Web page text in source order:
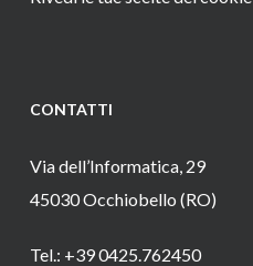
CONTATTI
Via dell’Informatica, 29
45030 Occhiobello (RO)
Tel.: +39 0425.762450